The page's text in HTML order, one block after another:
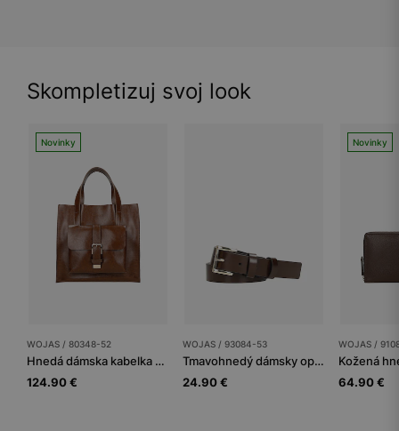
Skompletizuj svoj look
Novinky
WOJAS / 80348-52
Hnedá dámska kabelka so zlatými detailmi
124.90 €
WOJAS / 93084-53
Tmavohnedý dámsky opasok so zlatou prackou
24.90 €
Novinky
WOJAS /
64.90 €